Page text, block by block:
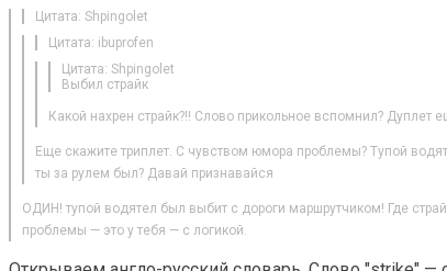
Цитата: Shpingolet
Цитата: ibuprofen
Цитата: Shpingolet
Выбил страйк
Какой нахрен страйк?!! Слово прикольное вспомнил? Дуплет
Еще скажите триплет. С чувством юмора проблемы? Тупой
ты за рулем был? Давай признавайся
ОДИН! тупой водятел был выбит с дороги маршрутчиком! Где
проблемы — это у тебя — с логикой.